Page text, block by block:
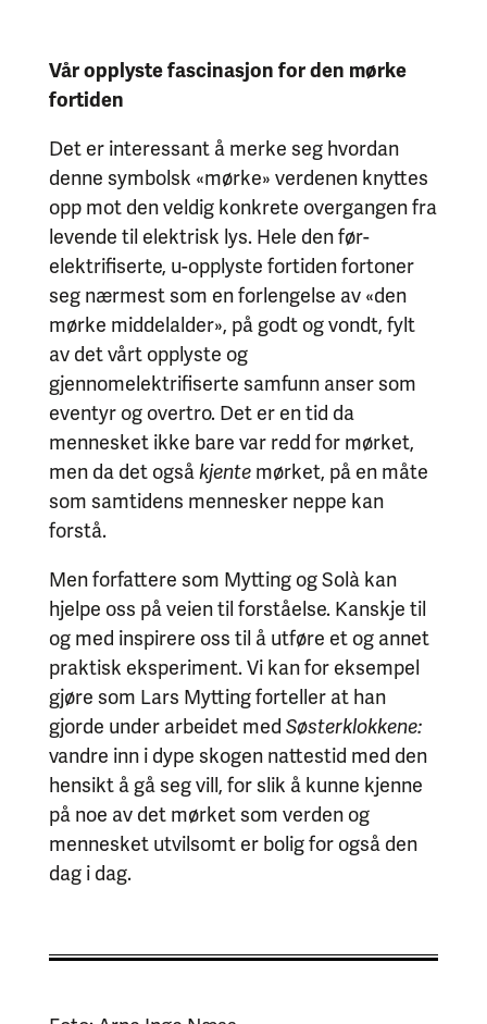
Vår opplyste fascinasjon for den mørke
fortiden
Det er interessant å merke seg hvordan
denne symbolsk «mørke» verdenen knyttes
opp mot den veldig konkrete overgangen fra
levende til elektrisk lys. Hele den før-
elektrifiserte, u-opplyste fortiden fortoner
seg nærmest som en forlengelse av «den
mørke middelalder», på godt og vondt, fylt
av det vårt opplyste og
gjennomelektrifiserte samfunn anser som
eventyr og overtro. Det er en tid da
mennesket ikke bare var redd for mørket,
men da det ogsåkjente mørket, på en måte
som samtidens mennesker neppe kan
forstå.
Men forfattere som Mytting og Solà kan
hjelpe oss på veien til forståelse. Kanskje til
og med inspirere oss til å utføre et og annet
praktisk eksperiment. Vi kan for eksempel
gjøre som Lars Mytting forteller at han
gjorde under arbeidet med Søsterklokkene:
vandre inn i dype skogen nattestid med den
hensikt å gå seg vill, for slik å kunne kjenne
på noe av det mørket som verden og
mennesket utvilsomt er bolig for også den
dag i dag.